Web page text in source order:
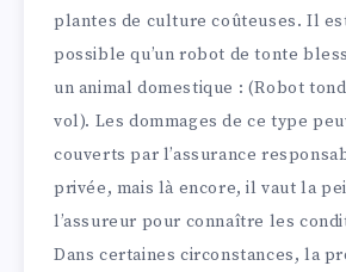
plantes de culture coûteuses. Il
possible qu’un robot de tonte
un animal domestique : (Robot
vol). Les dommages de ce type
couverts par l’assurance
privée, mais là encore, il vaut la
l’assureur pour connaître les
Dans certaines circonstances, la